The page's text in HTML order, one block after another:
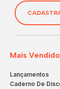
Mais
Lançamentos
Caderno De